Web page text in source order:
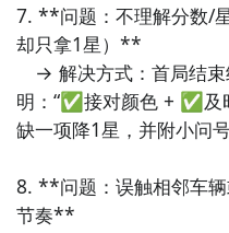
步骤2：关注大事件列表
会最新发布，这是九游独
7. **问题：不理解分数/
却只拿1星）**
→ 解决方式：首局结束
明：“✅接对颜色 + ✅
缺一项降1星，并附小问
8. **问题：误触相邻车
节奏**